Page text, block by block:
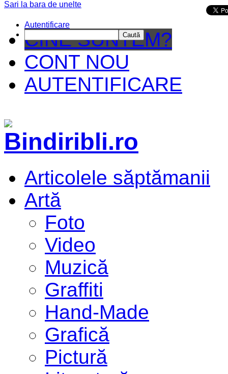
CINE SUNTEM?
CONT NOU
AUTENTIFICARE
Articolele săptămanii
Artă
Foto
Video
Muzică
Graffiti
Hand-Made
Grafică
Pictură
Sari la bara de unelte
Autentificare
Caută